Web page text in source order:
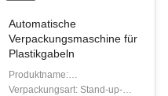
Automatische
Verpackungsmaschine für
Plastikgabeln
Produktname:
Verpackungssystem mit
Verpackungsart: Stand-up-